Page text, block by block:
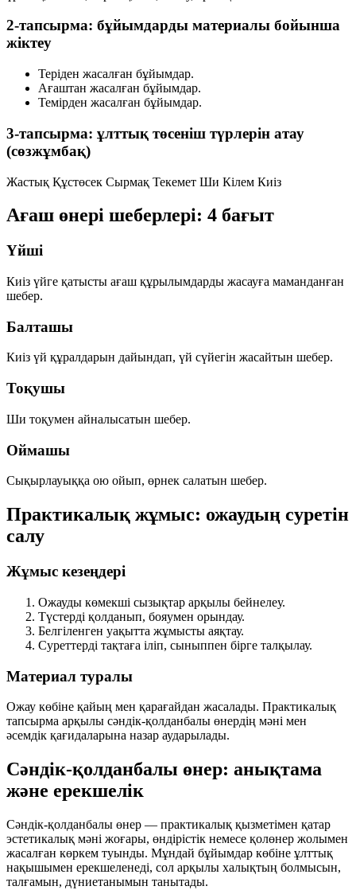
2-тапсырма: бұйымдарды материалы бойынша
жіктеу
Теріден жасалған бұйымдар.
Ағаштан жасалған бұйымдар.
Темірден жасалған бұйымдар.
3-тапсырма: ұлттық төсеніш түрлерін атау
(сөзжұмбақ)
Жастық Құстөсек Сырмақ Текемет Ши Кілем Киіз
Ағаш өнері шеберлері: 4 бағыт
Үйші
Киіз үйге қатысты ағаш құрылымдарды жасауға маманданған
шебер.
Балташы
Киіз үй құралдарын дайындап, үй сүйегін жасайтын шебер.
Тоқушы
Ши тоқумен айналысатын шебер.
Оймашы
Сықырлауыққа ою ойып, өрнек салатын шебер.
Практикалық жұмыс: ожаудың суретін
салу
Жұмыс кезеңдері
Ожауды көмекші сызықтар арқылы бейнелеу.
Түстерді қолданып, бояумен орындау.
Белгіленген уақытта жұмысты аяқтау.
Суреттерді тақтаға іліп, сыныппен бірге талқылау.
Материал туралы
Ожау көбіне қайың мен қарағайдан жасалады. Практикалық
тапсырма арқылы сәндік-қолданбалы өнердің мәні мен
әсемдік қағидаларына назар аударылады.
Сәндік-қолданбалы өнер: анықтама
және ерекшелік
Сәндік-қолданбалы өнер — практикалық қызметімен қатар
эстетикалық мәні жоғары, өндірістік немесе қолөнер жолымен
жасалған көркем туынды. Мұндай бұйымдар көбіне ұлттық
нақышымен ерекшеленеді, сол арқылы халықтың болмысын,
талғамын, дүниетанымын танытады.